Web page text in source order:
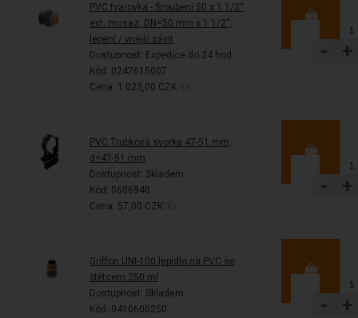
PVC tvarovka - Šroubení 50 x 1 1/2“
ext. mosaz, DN=50 mm x 1 1/2“,
lepení / vnější závit
Dostupnost: Expedice do 24 hod.
Kód: 0247615007
Cena: 1 023,00 CZK
- +
PVC Trubková svorka 47-51 mm,
d=47-51 mm
Dostupnost: Skladem
Kód: 0606940
Cena: 57,00 CZK
- +
Griffon UNI-100 lepidlo na PVC se
štětcem 250 ml
Dostupnost: Skladem
Kód: 0410600250
- +